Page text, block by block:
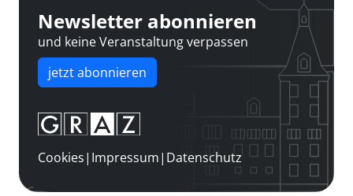
Newsletter abonnieren
und keine Veranstaltung verpassen
jetzt abonnieren
Cookies| Impressum| Datenschutz